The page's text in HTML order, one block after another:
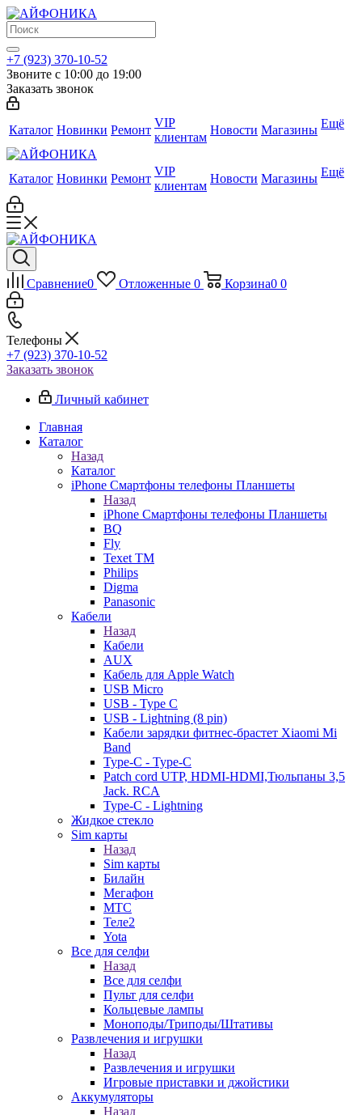
+7 (923) 370-10-52
Звоните с 10:00 до 19:00
Заказать звонок
Каталог Новинки Ремонт
VIP
клиентам
Новости Магазины Ещё
Каталог Новинки Ремонт
VIP
клиентам
Новости Магазины Ещё
Сравнение0 Отложенные 0 Корзина0 0
Телефоны
+7 (923) 370-10-52
Заказать звонок
Личный кабинет
Главная
Каталог
Назад
Каталог
iPhone Смартфоны телефоны Планшеты
Назад
iPhone Смартфоны телефоны Планшеты
BQ
Fly
Texet TM
Philips
Digma
Panasonic
Кабели
Назад
Кабели
AUX
Кабель для Apple Watch
USB Micro
USB - Type C
USB - Lightning (8 pin)
Кабели зарядки фитнес-брастет Xiaomi Mi
Band
Type-C - Type-C
Patch cord UTP, HDMI-HDMI,Тюльпаны 3,5
Jack. RCA
Type-C - Lightning
Жидкое стекло
Sim карты
Назад
Sim карты
Билайн
Мегафон
МТС
Теле2
Yota
Все для селфи
Назад
Все для селфи
Пульт для селфи
Кольцевые лампы
Моноподы/Триподы/Штативы
Развлечения и игрушки
Назад
Развлечения и игрушки
Игровые приставки и джойстики
Аккумуляторы
Назад